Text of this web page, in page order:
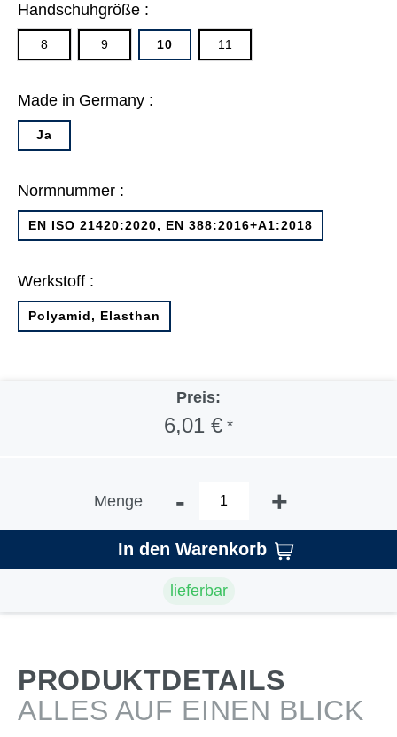
Handschuhgröße :
8 9 10 11
Made in Germany :
Ja
Normnummer :
EN ISO 21420:2020, EN 388:2016+A1:2018
Werkstoff :
Polyamid, Elasthan
Preis:
6,01 € *
Menge - +
In den Warenkorb
lieferbar
PRODUKTDETAILS
ALLES AUF EINEN BLICK